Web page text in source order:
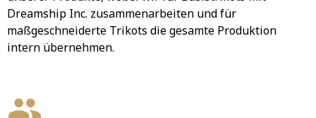
Dreamship Inc. zusammenarbeiten und für
maßgeschneiderte Trikots die gesamte Produktion
intern übernehmen.